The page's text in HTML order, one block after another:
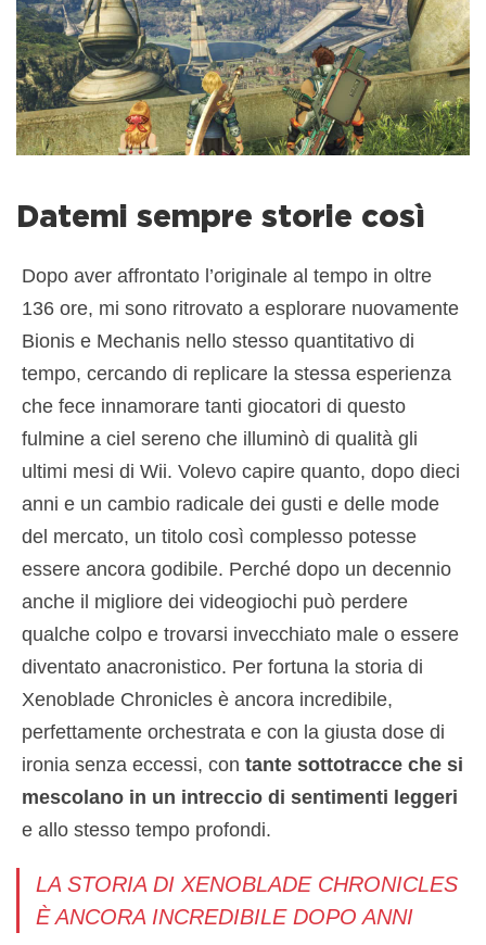
Datemi sempre storie così
Dopo aver affrontato l’originale al tempo in oltre
136 ore, mi sono ritrovato a esplorare nuovamente
Bionis e Mechanis nello stesso quantitativo di
tempo, cercando di replicare la stessa esperienza
che fece innamorare tanti giocatori di questo
fulmine a ciel sereno che illuminò di qualità gli
ultimi mesi di Wii. Volevo capire quanto, dopo dieci
anni e un cambio radicale dei gusti e delle mode
del mercato, un titolo così complesso potesse
essere ancora godibile. Perché dopo un decennio
anche il migliore dei videogiochi può perdere
qualche colpo e trovarsi invecchiato male o essere
diventato anacronistico. Per fortuna la storia di
Xenoblade Chronicles è ancora incredibile,
perfettamente orchestrata e con la giusta dose di
ironia senza eccessi, con tante sottotracce che si
mescolano in un intreccio di sentimenti leggeri
e allo stesso tempo profondi.
LA STORIA DI XENOBLADE CHRONICLES
È ANCORA INCREDIBILE DOPO ANNI